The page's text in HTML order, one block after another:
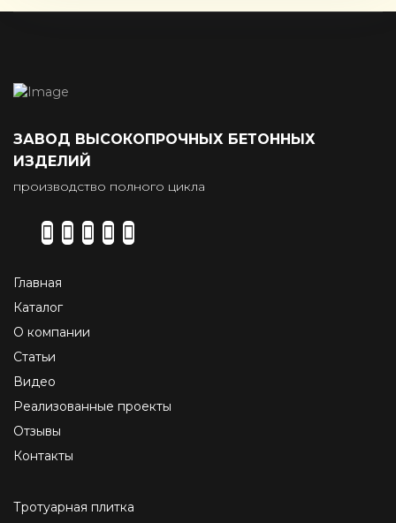
ЗАВОД ВЫСОКОПРОЧНЫХ БЕТОННЫХ
ИЗДЕЛИЙ
производство полного цикла
Главная
Каталог
О компании
Статьи
Видео
Реализованные проекты
Отзывы
Контакты
Тротуарная плитка